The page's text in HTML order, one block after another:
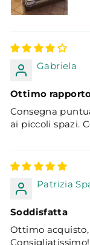
Gabriela
Ottimo
Consegna
ai piccoli spazi.
Patrizia
Soddisfatta
Ottimo
Consigliatissimo!